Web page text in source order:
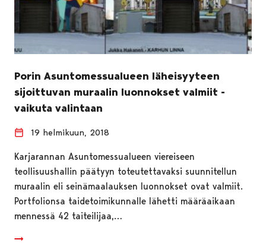
Porin Asuntomessualueen läheisyyteen
sijoittuvan muraalin luonnokset valmiit -
vaikuta valintaan
19 helmikuun, 2018
Karjarannan Asuntomessualueen viereiseen
teollisuushallin päätyyn toteutettavaksi suunnitellun
muraalin eli seinämaalauksen luonnokset ovat valmiit.
Portfolionsa taidetoimikunnalle lähetti määräaikaan
mennessä 42 taiteilijaa,…